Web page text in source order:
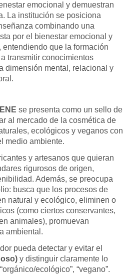
emocional y demuestran
La institución se posiciona
combinando una
por el bienestar emocional y
que la formación
transmitir conocimientos
dimensión mental, relacional y
se presenta como un sello de
al mercado de la cosmética de
ecológicos y veganos con
medio ambiente.
y artesanos que quieran
rigurosos de origen,
Además, se preocupa
busca que los procesos de
natural y ecológico, eliminen o
(como ciertos conservantes,
animales), promuevan
ambiental.
pueda detectar y evitar el
y distinguir claramente lo
ecológico”, “vegano”.